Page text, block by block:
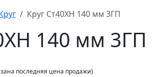
Круг Ст40ХН 140 мм 3ГП
140 мм 3ГП
последняя цена продажи)